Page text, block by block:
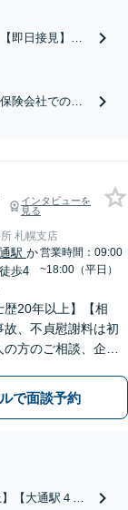
即日接見】
アクションと
身柄解放・不
険会社での勤
OK】【バスセ
インタビューを
見る
札幌支店
駅 か
歩4
営業時間：09:00
~18:00（平日）
歴20年以上】【相
、不貞慰謝料は初
方のご相談、企業
のリーガルサービス
提供いたします。本
で面談予約
【大通駅４